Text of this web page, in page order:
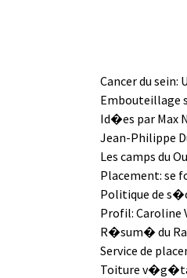
Cancer du
Embouteillage
Id�es par Max
Jean-Philippe
Les camps du
Placement: se
Politique de
Profil: Caroline
R�sum� du
Service de
Toiture